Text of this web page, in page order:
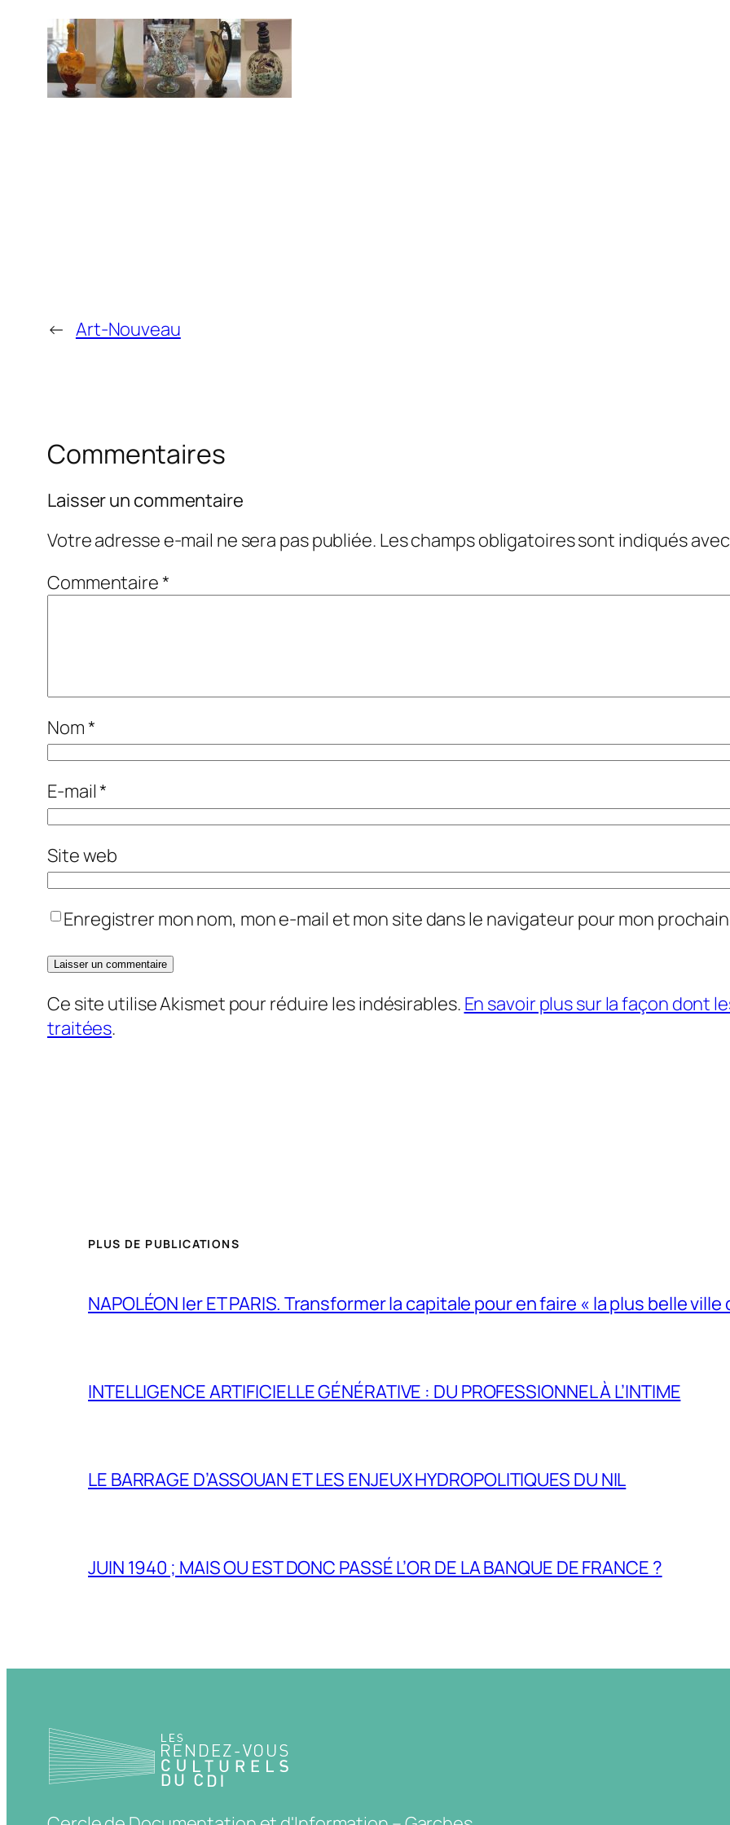
← Art-Nouveau
Commentaires
Laisser un commentaire
Votre adresse e-mail ne sera pas publiée. Les champs obligatoires sont indiqués
Commentaire*
Nom*
E-mail*
Site web
Enregistrer mon nom, mon e-mail et mon site dans le navigateur pour mon
Ce site utilise Akismet pour réduire les indésirables. En savoir plus sur la façon dont
traitées.
PLUS DE PUBLICATIONS
NAPOLÉON Ier ET PARIS. Transformer la capitale pour en faire « la plus belle
INTELLIGENCE ARTIFICIELLE GÉNÉRATIVE : DU PROFESSIONNEL À L’INTIME
LE BARRAGE D’ASSOUAN ET LES ENJEUX HYDROPOLITIQUES DU NIL
JUIN 1940 ; MAIS OU EST DONC PASSÉ L’OR DE LA BANQUE DE FRANCE ?